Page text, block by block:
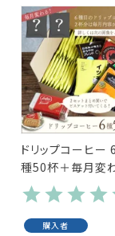
ドリップコーヒー
種50杯＋毎月変
購入者